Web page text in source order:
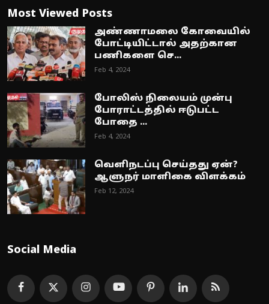
Most Viewed Posts
அண்ணாமலை கோவையில்
போட்டியிட்டால் அதற்கான
பணிகளை செ...
Feb 4, 2024
போலிஸ் நிலையம் முன்பு
போராட்டத்தில் ஈடுபட்ட
போதை ...
Feb 4, 2024
வெளிநடப்பு செய்தது ஏன்?
ஆளுநர் மாளிகை விளக்கம்
Feb 12, 2024
Social Media